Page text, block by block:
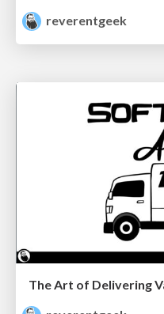
reverentgeek